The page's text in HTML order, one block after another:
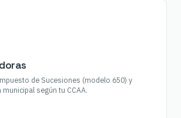
de Sucesiones (modelo 650) y
municipal según tu CCAA.